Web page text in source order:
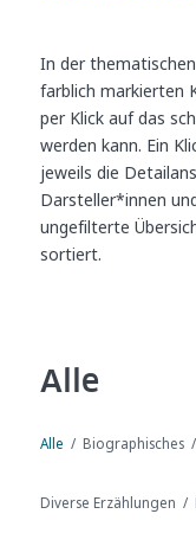
In der
farblich markierten
per Klick auf das
werden kann. Ein
jeweils die
Darsteller*innen
ungefilterte
sortiert.
Alle
Alle / Biographisches /
Diverse Erzählungen /